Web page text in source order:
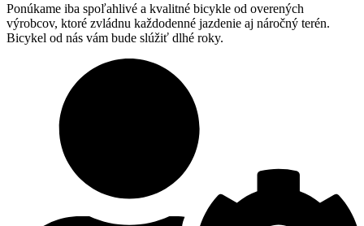
Ponúkame iba spoľahlivé a kvalitné bicykle od overených
výrobcov, ktoré zvládnu každodenné jazdenie aj náročný terén.
Bicykel od nás vám bude slúžiť dlhé roky.